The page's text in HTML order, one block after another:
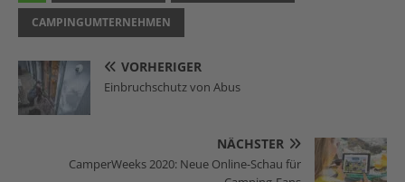
CAMPINGUMTERNEHMEN
VORHERIGER
Einbruchschutz von Abus
NÄCHSTER
CamperWeeks 2020: Neue Online-Schau für